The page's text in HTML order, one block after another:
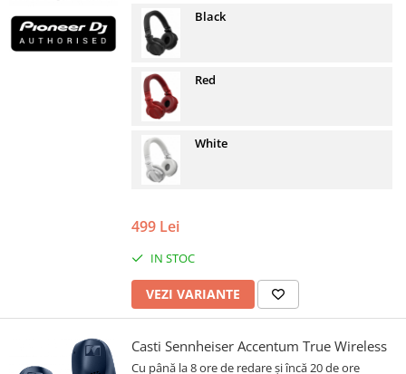
Black
Red
White
499 Lei
IN STOC
VEZI VARIANTE
Casti Sennheiser Accentum True Wireless
Cu până la 8 ore de redare și încă 20 de ore